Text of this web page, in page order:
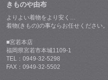
きものや由布
よりよい着物をより安く…
着物(きもの)の事ならお任せください。
■宮若本店
福岡県宮若市本城1109-1
TEL：0949-32-5298
FAX：0949-32-5502